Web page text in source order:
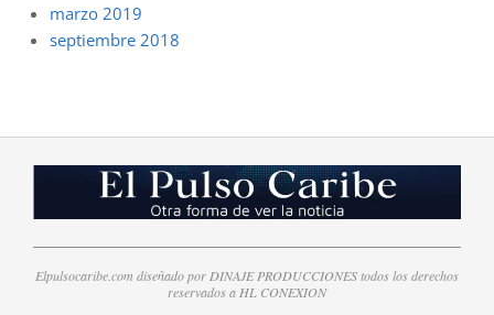
marzo 2019
septiembre 2018
Elpulsocaribe.com diseñado por DINAJE PRODUCCIONES todos los derechos
reservados a HL CONEXION